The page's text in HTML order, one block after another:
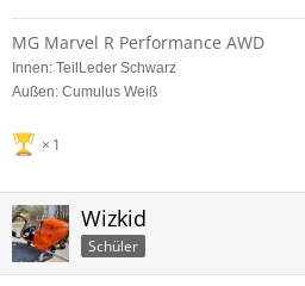
MG Marvel R Performance AWD
Innen: TeilLeder Schwarz
Außen: Cumulus Weiß
1
Wizkid
Schüler